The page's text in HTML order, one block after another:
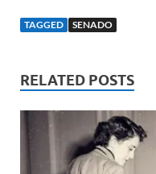
TAGGED SENADO
RELATED POSTS